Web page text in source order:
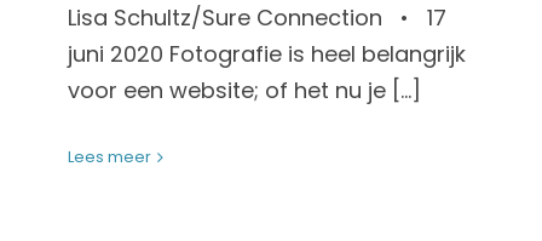
Lisa Schultz/Sure Connection • 17
juni 2020 Fotografie is heel belangrijk
voor een website; of het nu je [...]
Lees meer